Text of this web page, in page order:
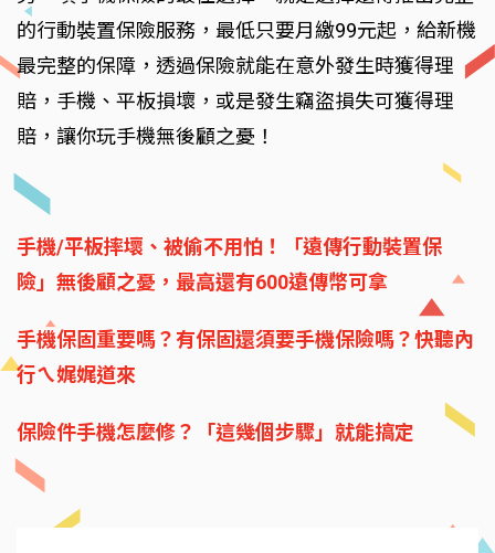
的行動裝置保險服務，最低只要月繳99元起，給新機
最完整的保障，透過保險就能在意外發生時獲得理
賠，手機、平板損壞，或是發生竊盜損失可獲得理
賠，讓你玩手機無後顧之憂！
手機/平板摔壞、被偷不用怕！「遠傳行動裝置保
險」無後顧之憂，最高還有600遠傳幣可拿
手機保固重要嗎？有保固還須要手機保險嗎？快聽內
行ㄟ娓娓道來
保險件手機怎麼修？「這幾個步驟」就能搞定